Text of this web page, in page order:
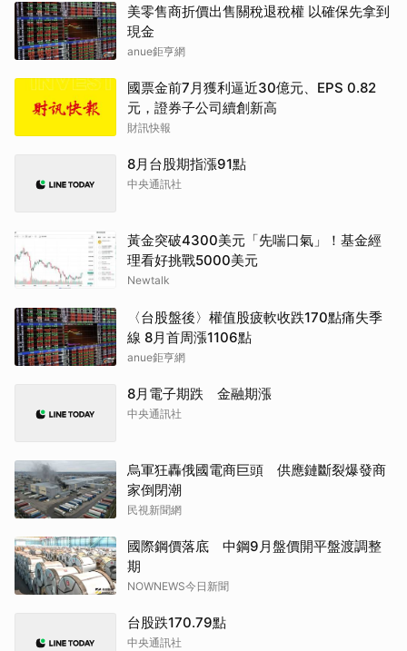
美零售商折價出售關稅退稅權 以確保先拿到
現金
anue鉅亨網
國票金前7月獲利逼近30億元、EPS 0.82
元，證券子公司續創新高
財訊快報
8月台股期指漲91點
中央通訊社
黃金突破4300美元「先喘口氣」！基金經
理看好挑戰5000美元
Newtalk
〈台股盤後〉權值股疲軟收跌170點痛失季
線 8月首周漲1106點
anue鉅亨網
8月電子期跌 金融期漲
中央通訊社
烏軍狂轟俄國電商巨頭 供應鏈斷裂爆發商
家倒閉潮
民視新聞網
國際鋼價落底 中鋼9月盤價開平盤渡調整
期
NOWNEWS今日新聞
台股跌170.79點
中央通訊社